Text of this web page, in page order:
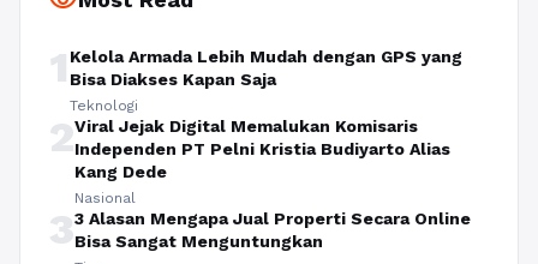
1 Kelola Armada Lebih Mudah dengan GPS yang
Bisa Diakses Kapan Saja
Teknologi
2Viral Jejak Digital Memalukan Komisaris
Independen PT Pelni Kristia Budiyarto Alias
Kang Dede
Nasional
33 Alasan Mengapa Jual Properti Secara Online
Bisa Sangat Menguntungkan